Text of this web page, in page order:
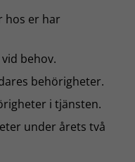
hos er har
behov.
behörigheter.
i tjänsten.
under årets två